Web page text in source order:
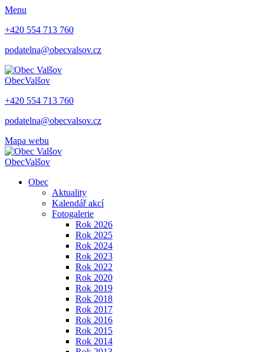
Menu
+420 554 713 760
podatelna@obecvalsov.cz
ObecValšov
+420 554 713 760
podatelna@obecvalsov.cz
Mapa webu
ObecValšov
Obec
Aktuality
Kalendář akcí
Fotogalerie
Rok 2026
Rok 2025
Rok 2024
Rok 2023
Rok 2022
Rok 2020
Rok 2019
Rok 2018
Rok 2017
Rok 2016
Rok 2015
Rok 2014